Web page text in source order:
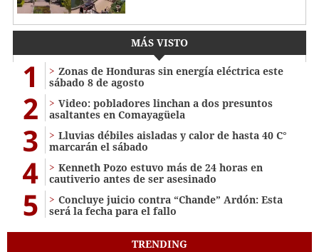
MÁS VISTO
1
Zonas de Honduras sin energía eléctrica este
sábado 8 de agosto
2
Video: pobladores linchan a dos presuntos
asaltantes en Comayagüela
3
Lluvias débiles aisladas y calor de hasta 40 C°
marcarán el sábado
4
Kenneth Pozo estuvo más de 24 horas en
cautiverio antes de ser asesinado
5
Concluye juicio contra “Chande” Ardón: Esta
será la fecha para el fallo
TRENDING